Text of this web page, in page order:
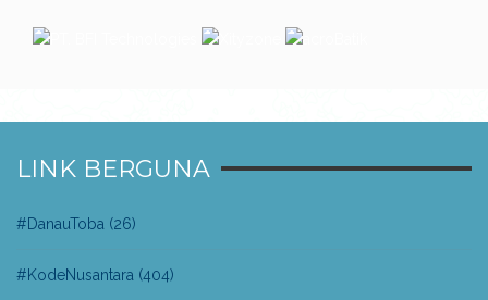
LINK BERGUNA
#DanauToba (26)
#KodeNusantara (404)